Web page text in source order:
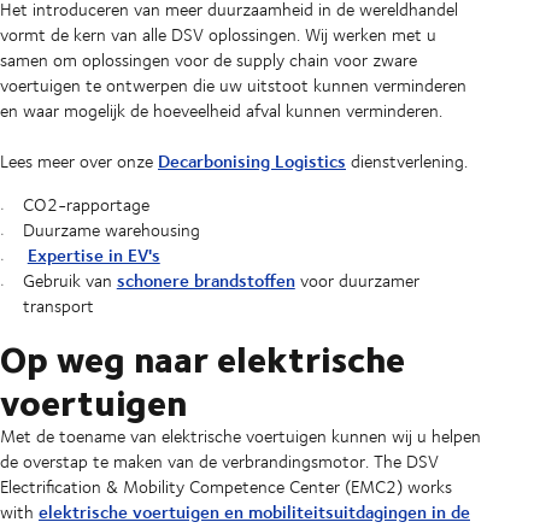
Het introduceren van meer duurzaamheid in de wereldhandel
vormt de kern van alle DSV oplossingen. Wij werken met u
samen om oplossingen voor de supply chain voor zware
voertuigen te ontwerpen die uw uitstoot kunnen verminderen
en waar mogelijk de hoeveelheid afval kunnen verminderen.
Lees meer over onze Decarbonising Logistics dienstverlening.
CO2-rapportage
Duurzame warehousing
Expertise in EV's
Gebruik van schonere brandstoffenvoor duurzamer
transport
Op weg naar elektrische
voertuigen
Met de toename van elektrische voertuigen kunnen wij u helpen
de overstap te maken van de verbrandingsmotor. The DSV
Electrification & Mobility Competence Center (EMC2) works
with elektrische voertuigen en mobiliteitsuitdagingen in de